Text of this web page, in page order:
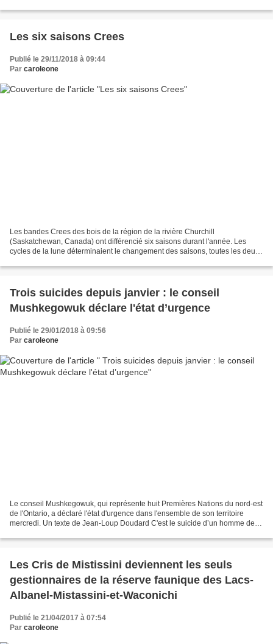
Les six saisons Crees
Publié le 29/11/2018 à 09:44
Par caroleone
Les bandes Crees des bois de la région de la rivière Churchill
(Saskatchewan, Canada) ont différencié six saisons durant l'année. Les
cycles de la lune déterminaient le changement des saisons, toutes les deux
Trois suicides depuis janvier : le conseil
Mushkegowuk déclare l'état d’urgence
Publié le 29/01/2018 à 09:56
Par caroleone
Le conseil Mushkegowuk, qui représente huit Premières Nations du nord-est
de l'Ontario, a déclaré l'état d'urgence dans l'ensemble de son territoire
mercredi. Un texte de Jean-Loup Doudard C'est le suicide d’un homme de
Les Cris de Mistissini deviennent les seuls
gestionnaires de la réserve faunique des Lacs-
Albanel-Mistassini-et-Waconichi
Publié le 21/04/2017 à 07:54
Par caroleone